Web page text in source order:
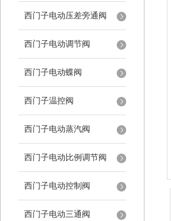
西门子电动压差旁通阀
西门子电动调节阀
西门子电动蝶阀
西门子温控阀
西门子电动蒸汽阀
西门子电动比例调节阀
西门子电动控制阀
西门子电动三通阀